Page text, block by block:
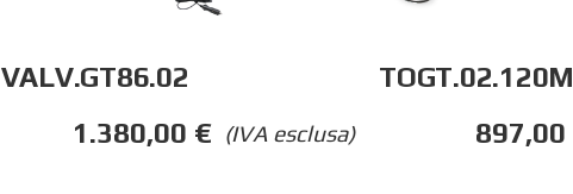
VALV.GT86.02
(IVA esclusa)
1.380,00 €
TOGT.02.120M
897,00